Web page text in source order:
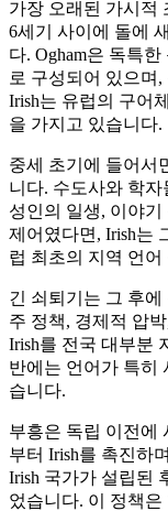
가장 오래된 가시적
6세기 사이에 돌에
다. Ogham은 독특
로 구성되어 있으며
Irish는 유럽의 구어
을 가지고 있습니다.
중세 초기에 들어서
니다. 수도사와 학
성인의 일생, 이야
제어였다면, Irish는
럽 최초의 지역 언
긴 쇠퇴기는 그 후에
주 정책, 경제적 압
Irish를 전국 대부분
반에는 언어가 특히
습니다.
부흥은 독립 이전에
부터 Irish를 촉진하
Irish 국가가 설립된
었습니다. 이 정책